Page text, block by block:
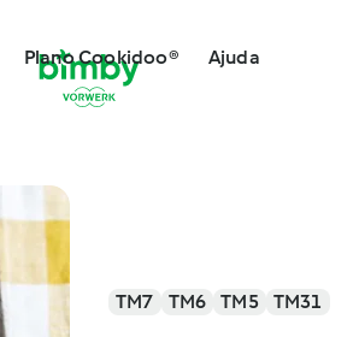
Plano Cookidoo® Ajuda
TM7 TM6 TM5 TM31